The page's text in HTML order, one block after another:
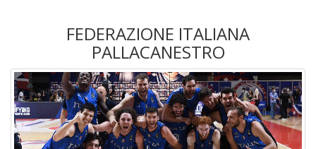
FEDERAZIONE ITALIANA
PALLACANESTRO